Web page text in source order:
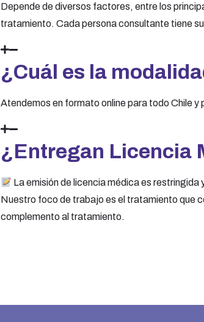
Depende de diversos factores, entre los
tratamiento. Cada persona consultante tiene
¿Cuál es la
Atendemos en formato online para todo Chile
¿Entregan Licencia
La emisión de licencia médica es
Nuestro foco de trabajo es el tratamiento que
complemento al tratamiento.